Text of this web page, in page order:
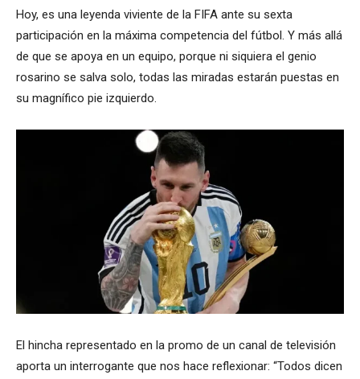
Hoy, es una leyenda viviente de la FIFA ante su sexta
participación en la máxima competencia del fútbol. Y más allá
de que se apoya en un equipo, porque ni siquiera el genio
rosarino se salva solo, todas las miradas estarán puestas en
su magnífico pie izquierdo.
El hincha representado en la promo de un canal de televisión
aporta un interrogante que nos hace reflexionar: “Todos dicen